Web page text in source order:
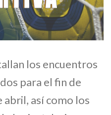
los encuentros
para el fin de
abril, así como los